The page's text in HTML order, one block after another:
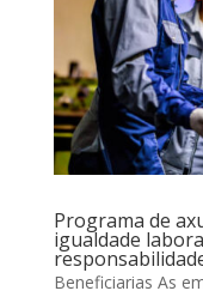
Programa de
igualdade
Beneficiarias As